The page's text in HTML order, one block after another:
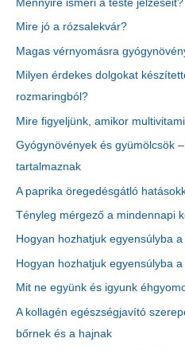
Mennyire ismeri a teste jelzéseit?
Mire jó a rózsalekvár?
Magas vérnyomásra
Milyen érdekes dolgokat
rozmaringból?
Mire figyeljünk, amikor
Gyógynövények és gyümölcsök
tartalmaznak
A paprika öregedésgátló
Tényleg mérgező a mindennapi
Hogyan hozhatjuk egyensúlyba
Hogyan hozhatjuk egyensúlyba
Mit ne együnk és igyunk
A kollagén egészségjavító
bőrnek és a hajnak